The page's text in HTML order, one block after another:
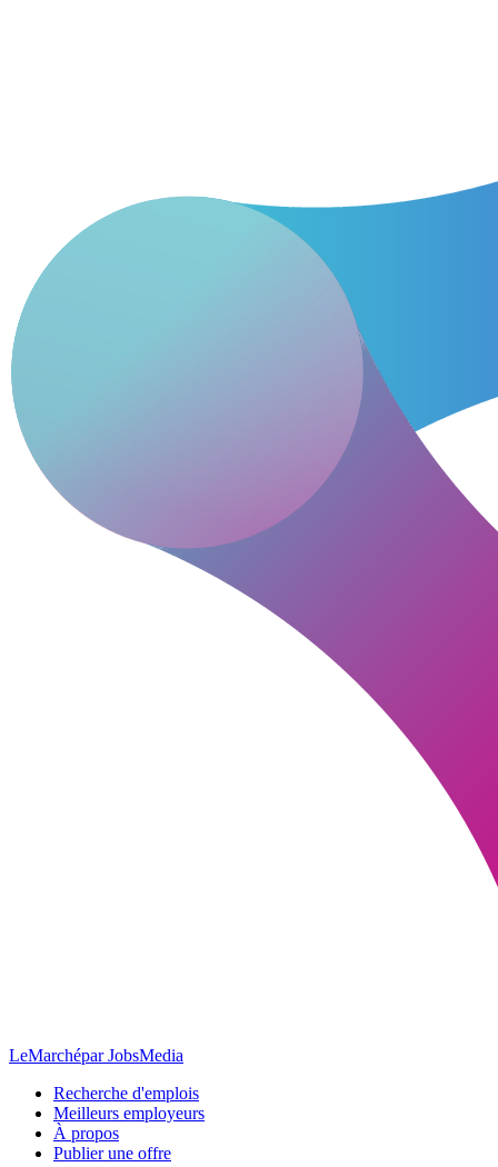
LeMarchépar JobsMedia
Recherche d'emplois
Meilleurs employeurs
À propos
Publier une offre